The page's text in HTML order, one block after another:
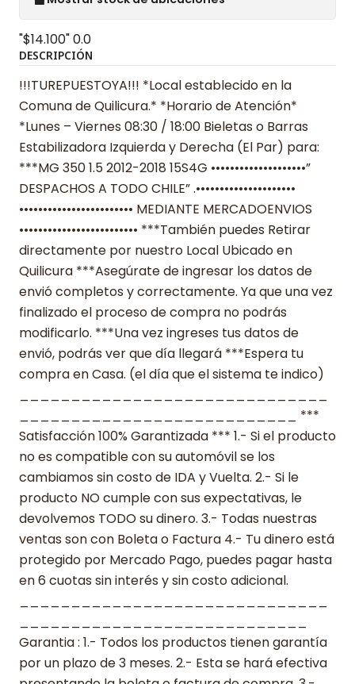
"$14.100"0.0
DESCRIPCIÓN
!!!TUREPUESTOYA!!! *Local establecido en la
Comuna de Quilicura.* *Horario de Atención*
*Lunes – Viernes 08:30 / 18:00 Bieletas o Barras
Estabilizadora Izquierda y Derecha (El Par) para:
***MG 350 1.5 2012-2018 15S4G ••••••••••••••••••••”
DESPACHOS A TODO CHILE” .•••••••••••••••••••••
•••••••••••••••••••••••• MEDIANTE MERCADOENVIOS
••••••••••••••••••••••••• ***También puedes Retirar
directamente por nuestro Local Ubicado en
Quilicura ***Asegúrate de ingresar los datos de
envió completos y correctamente. Ya que una vez
finalizado el proceso de compra no podrás
modificarlo. ***Una vez ingreses tus datos de
envió, podrás ver que día llegará ***Espera tu
compra en Casa. (el día que el sistema te indico)
___________________________ ***
Satisfacción 100% Garantizada *** 1.- Si el producto
no es compatible con su automóvil se los
cambiamos sin costo de IDA y Vuelta. 2.- Si le
producto NO cumple con sus expectativas, le
devolvemos TODO su dinero. 3.- Todas nuestras
ventas son con Boleta o Factura 4.- Tu dinero está
protegido por Mercado Pago, puedes pagar hasta
en 6 cuotas sin interés y sin costo adicional.
Garantia : 1.- Todos los productos tienen garantía
por un plazo de 3 meses. 2.- Esta se hará efectiva